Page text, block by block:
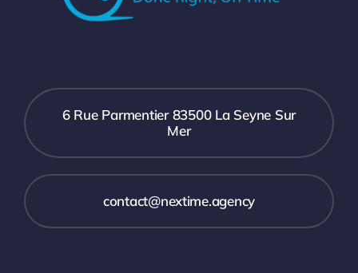
6 Rue Parmentier 83500 La Seyne Sur
Mer
contact@nextime.agency